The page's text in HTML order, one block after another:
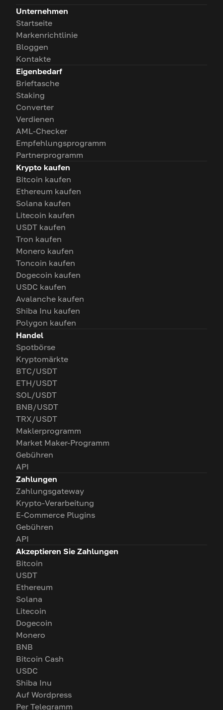
Unternehmen
Startseite
Markenrichtlinie
Bloggen
Kontakte
Eigenbedarf
Brieftasche
Staking
Converter
Verdienen
AML-Checker
Empfehlungsprogramm
Partnerprogramm
Krypto kaufen
Bitcoin kaufen
Ethereum kaufen
Solana kaufen
Litecoin kaufen
USDT kaufen
Tron kaufen
Monero kaufen
Toncoin kaufen
Dogecoin kaufen
USDC kaufen
Avalanche kaufen
Shiba Inu kaufen
Polygon kaufen
Handel
Spotbörse
Kryptomärkte
BTC/USDT
ETH/USDT
SOL/USDT
BNB/USDT
TRX/USDT
Maklerprogramm
Market Maker-Programm
Gebühren
API
Zahlungen
Zahlungsgateway
Krypto-Verarbeitung
E-Commerce Plugins
Gebühren
API
Akzeptieren Sie Zahlungen
Bitcoin
USDT
Ethereum
Solana
Litecoin
Dogecoin
Monero
BNB
Bitcoin Cash
USDC
Shiba Inu
Auf Wordpress
Per Telegramm